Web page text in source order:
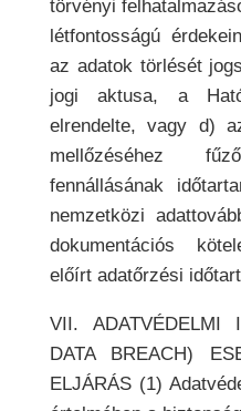
törvényi
létfontosságú
az adatok törlését
jogi aktusa, a
elrendelte, vagy d)
mellőzéséhez
fennállásának
nemzetközi
dokumentációs
előírt adatőrzési
VII. ADATVÉDELMI
DATA BREACH)
ELJÁRÁS (1)